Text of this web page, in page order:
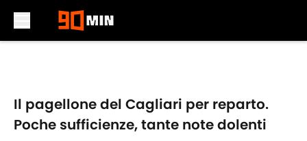
Il pagellone del Cagliari per reparto.
Poche sufficienze, tante note dolenti